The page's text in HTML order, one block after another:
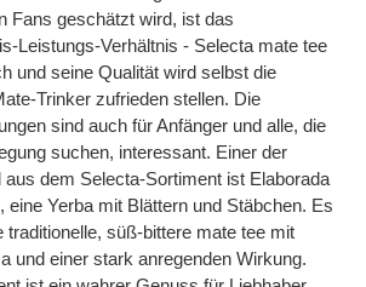
Fans geschätzt wird, ist das
Leistungs-Verhältnis - Selecta mate tee
und seine Qualität wird selbst die
Trinker zufrieden stellen. Die
sind auch für Anfänger und alle, die
suchen, interessant. Einer der
aus dem Selecta-Sortiment ist Elaborada
eine Yerba mit Blättern und Stäbchen. Es
traditionelle, süß-bittere mate tee mit
und einer stark anregenden Wirkung.